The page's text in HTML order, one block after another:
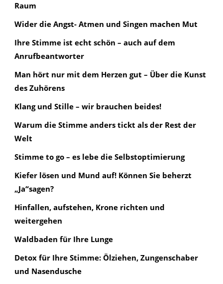
Raum
Wider die Angst- Atmen und Singen machen Mut
Ihre Stimme ist echt schön – auch auf dem
Anrufbeantworter
Man hört nur mit dem Herzen gut – Über die Kunst
des Zuhörens
Klang und Stille – wir brauchen beides!
Warum die Stimme anders tickt als der Rest der
Welt
Stimme to go – es lebe die Selbstoptimierung
Kiefer lösen und Mund auf! Können Sie beherzt
„Ja“sagen?
Hinfallen, aufstehen, Krone richten und
weitergehen
Waldbaden für Ihre Lunge
Detox für Ihre Stimme: Ölziehen, Zungenschaber
und Nasendusche